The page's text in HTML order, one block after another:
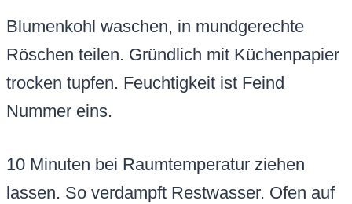
Blumenkohl waschen, in mundgerechte
Röschen teilen. Gründlich mit Küchenpapier
trocken tupfen. Feuchtigkeit ist Feind
Nummer eins.
10 Minuten bei Raumtemperatur ziehen
lassen. So verdampft Restwasser. Ofen auf